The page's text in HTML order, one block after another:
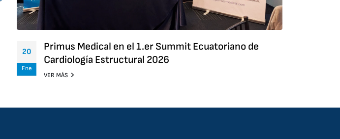
20
Ene
Primus Medical en el 1.er Summit Ecuatoriano de
Cardiología Estructural 2026
VER MÁS